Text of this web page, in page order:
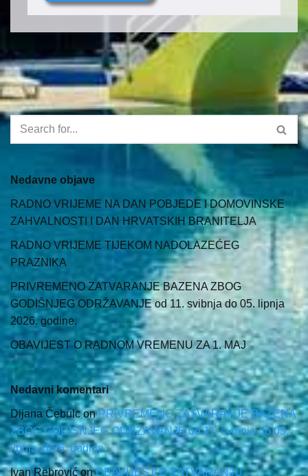
Nedavne objave
RADNO VRIJEME NA DAN POBJEDE I DOMOVINSKE
ZAHVALNOSTI I DAN HRVATSKIH BRANITELJA
RADNO VRIJEME TIJEKOM NADOLAZEĆEG
PRAZNIKA
PRIVREMENO ZATVARANJE BAZENA ZBOG
GODIŠNJEG ODRŽAVANJE od 11. svibnja do 05. lipnja
2026. godine.
OBAVIJEST O RADNOM VREMENU ZA 1. MAJ
Nedavni komentari
Dijana ČebulconPRIVREMENO ZATVARANJE BAZENA
ZBOG GODIŠNJEG ODRŽAVANJE od 11. svibnja do 05.
lipnja 2026. godine.
Ivan RebrovićonOBAVIJEST O ZATVARANJU